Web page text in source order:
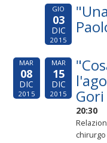
GIO
03
DIC
2015
MAR
08
DIC
2015
MAR
15
DIC
2015 Gori
20:30